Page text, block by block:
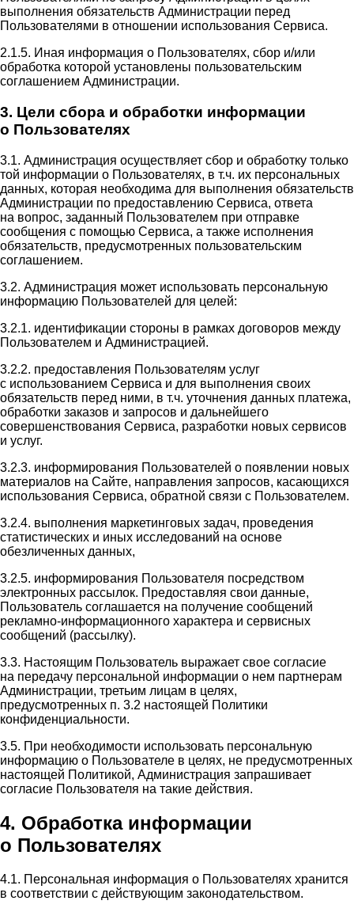
выполнения обязательств Администрации перед
Пользователями в отношении использования Сервиса.
2.1.5. Иная информация о Пользователях, сбор и/или
обработка которой установлены пользовательским
соглашением Администрации.
3. Цели сбора и обработки информации
о Пользователях
3.1. Администрация осуществляет сбор и обработку только
той информации о Пользователях, в т.ч. их персональных
данных, которая необходима для выполнения обязательств
Администрации по предоставлению Сервиса, ответа
на вопрос, заданный Пользователем при отправке
сообщения с помощью Сервиса, а также исполнения
обязательств, предусмотренных пользовательским
соглашением.
3.2. Администрация может использовать персональную
информацию Пользователей для целей:
3.2.1. идентификации стороны в рамках договоров между
Пользователем и Администрацией.
3.2.2. предоставления Пользователям услуг
с использованием Сервиса и для выполнения своих
обязательств перед ними, в т.ч. уточнения данных платежа,
обработки заказов и запросов и дальнейшего
совершенствования Сервиса, разработки новых сервисов
и услуг.
3.2.3. информирования Пользователей о появлении новых
материалов на Сайте, направления запросов, касающихся
использования Сервиса, обратной связи с Пользователем.
3.2.4. выполнения маркетинговых задач, проведения
статистических и иных исследований на основе
обезличенных данных,
3.2.5. информирования Пользователя посредством
электронных рассылок. Предоставляя свои данные,
Пользователь соглашается на получение сообщений
рекламно-информационного характера и сервисных
сообщений (рассылку).
3.3. Настоящим Пользователь выражает свое согласие
на передачу персональной информации о нем партнерам
Администрации, третьим лицам в целях,
предусмотренных п. 3.2 настоящей Политики
конфиденциальности.
3.5. При необходимости использовать персональную
информацию о Пользователе в целях, не предусмотренных
настоящей Политикой, Администрация запрашивает
согласие Пользователя на такие действия.
4. Обработка информации
о Пользователях
4.1. Персональная информация о Пользователях хранится
в соответствии с действующим законодательством.